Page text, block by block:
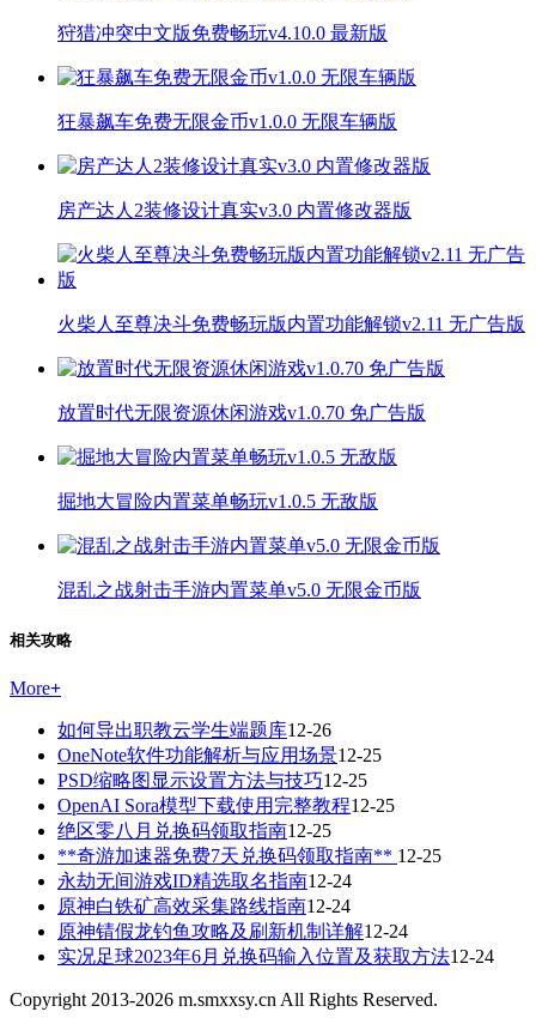
狩猎冲突中文版免费畅玩v4.10.0 最新版
狂暴飙车免费无限金币v1.0.0 无限车辆版
房产达人2装修设计真实v3.0 内置修改器版
火柴人至尊决斗免费畅玩版内置功能解锁v2.11 无广告版
放置时代无限资源休闲游戏v1.0.70 免广告版
掘地大冒险内置菜单畅玩v1.0.5 无敌版
混乱之战射击手游内置菜单v5.0 无限金币版
相关攻略
More+
如何导出职教云学生端题库12-26
OneNote软件功能解析与应用场景12-25
PSD缩略图显示设置方法与技巧12-25
OpenAI Sora模型下载使用完整教程12-25
绝区零八月兑换码领取指南12-25
**奇游加速器免费7天兑换码领取指南** 12-25
永劫无间游戏ID精选取名指南12-24
原神白铁矿高效采集路线指南12-24
原神锖假龙钓鱼攻略及刷新机制详解12-24
实况足球2023年6月兑换码输入位置及获取方法12-24
Copyright 2013-2026 m.smxxsy.cn All Rights Reserved.